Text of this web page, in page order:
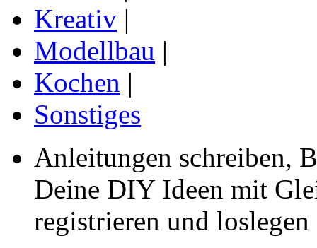
Kreativ |
Modellbau |
Kochen |
Sonstiges
Anleitungen schreiben,
Deine DIY Ideen mit
registrieren und loslegen